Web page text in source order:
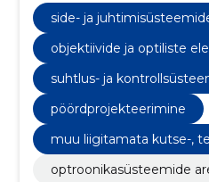
juhtimisüsteemide liides,
optronsüsteemide
remont,
juhtimissüsteemide
süsteemide teenused
side- ja
objektiivide ja optiliste
suhtlus- ja
pöördprojekteerimine
muu liigitamata kutse-,
tegevus
optroonikasüsteemide